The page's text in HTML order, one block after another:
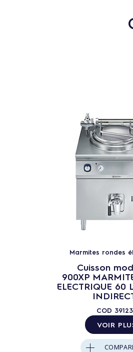
Marmites rondes
Cuisson
900XP
ELECTRIQUE 60
COD
VOIR